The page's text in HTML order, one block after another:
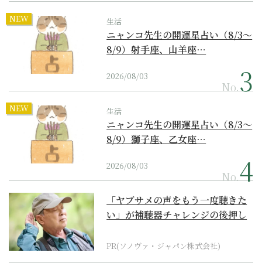
NEW 生活
ニャンコ先生の開運星占い（8/3～
8/9）射手座、山羊座…
2026/08/03
No.
NEW 生活
ニャンコ先生の開運星占い（8/3～
8/9）獅子座、乙女座…
2026/08/03
No.
「ヤブサメの声をもう一度聴きた
い」が補聴器チャレンジの後押し
PR(ソノヴァ・ジャパン株式会社)